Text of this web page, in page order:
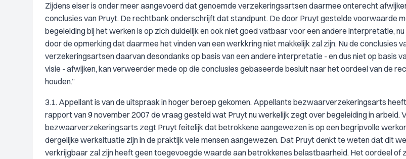
Zijdens eiser is onder meer aangevoerd dat genoemde verzekeringsartsen daarmee onterecht
conclusies van Pruyt. De rechtbank onderschrijft dat standpunt. De door Pruyt gestelde voorwaarde
begeleiding bij het werken is op zich duidelijk en ook niet goed vatbaar voor een andere interpretatie,
door de opmerking dat daarmee het vinden van een werkkring niet makkelijk zal zijn. Nu de conclusies
verzekeringsartsen daarvan desondanks op basis van een andere interpretatie - en dus niet op basis
visie - afwijken, kan verweerder mede op die conclusies gebaseerde besluit naar het oordeel van de
houden.”
3.1. Appellant is van de uitspraak in hoger beroep gekomen. Appellants bezwaarverzekeringsarts
rapport van 9 november 2007 de vraag gesteld wat Pruyt nu werkelijk zegt over begeleiding in arbeid.
bezwaarverzekeringsarts zegt Pruyt feitelijk dat betrokkene aangewezen is op een begripvolle
dergelijke werksituatie zijn in de praktijk vele mensen aangewezen. Dat Pruyt denkt te weten dat dit
verkrijgbaar zal zijn heeft geen toegevoegde waarde aan betrokkenes belastbaarheid. Het oordeel of